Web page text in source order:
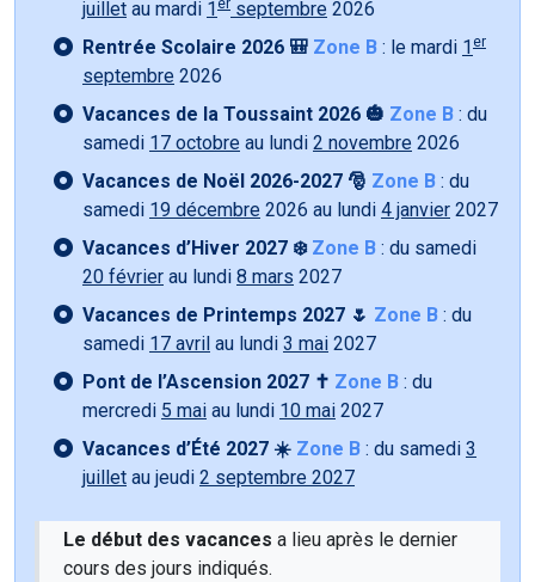
juillet au mardi 1 er septembre 2026
Rentrée Scolaire 2026 🎒 Zone B : le mardi 1 er
septembre 2026
Vacances de la Toussaint 2026 🎃 Zone B : du
samedi 17 octobre au lundi 2 novembre 2026
Vacances de Noël 2026-2027 🎅 Zone B : du
samedi 19 décembre 2026 au lundi 4 janvier 2027
Vacances d’Hiver 2027 ❄️ Zone B : du samedi
20 février au lundi 8 mars 2027
Vacances de Printemps 2027 🌷 Zone B : du
samedi 17 avril au lundi 3 mai 2027
Pont de l’Ascension 2027 ✝️ Zone B : du
mercredi 5 mai au lundi 10 mai 2027
Vacances d’Été 2027 ☀️ Zone B : du samedi 3
juillet au jeudi 2 septembre 2027
Le début des vacances a lieu après le dernier
cours des jours indiqués.